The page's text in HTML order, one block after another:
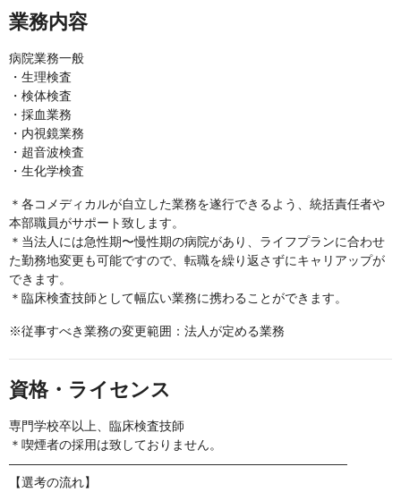
業務内容
病院業務一般
・生理検査
・検体検査
・採血業務
・内視鏡業務
・超音波検査
・生化学検査
＊各コメディカルが自立した業務を遂行できるよう、統括責任者や
本部職員がサポート致します。
＊当法人には急性期〜慢性期の病院があり、ライフプランに合わせ
た勤務地変更も可能ですので、転職を繰り返さずにキャリアップが
できます。
＊臨床検査技師として幅広い業務に携わることができます。
※従事すべき業務の変更範囲：法人が定める業務
資格・ライセンス
専門学校卒以上、臨床検査技師
＊喫煙者の採用は致しておりません。
———————————————————————————
【選考の流れ】